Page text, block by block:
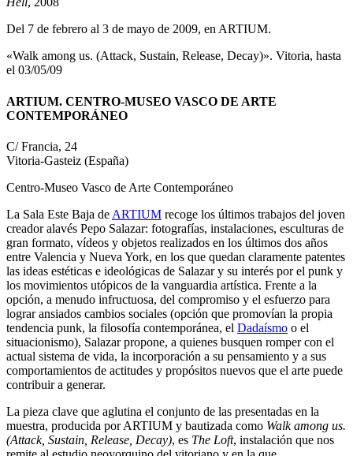
Del 7 de febrero al 3 de mayo de 2009, en ARTIUM.
«Walk among us. (Attack, Sustain, Release, Decay)». Vitoria, hasta
el 03/05/09
ARTIUM. CENTRO-MUSEO VASCO DE ARTE
CONTEMPORÁNEO
C/ Francia, 24
Vitoria-Gasteiz (España)
Centro-Museo Vasco de Arte Contemporáneo
La Sala Este Baja de ARTIUM recoge los últimos trabajos del joven
creador alavés Pepo Salazar: fotografías, instalaciones, esculturas de
gran formato, vídeos y objetos realizados en los últimos dos años
entre Valencia y Nueva York, en los que quedan claramente patentes
las ideas estéticas e ideológicas de Salazar y su interés por el punk y
los movimientos utópicos de la vanguardia artística. Frente a la
opción, a menudo infructuosa, del compromiso y el esfuerzo para
lograr ansiados cambios sociales (opción que promovían la propia
tendencia punk, la filosofía contemporánea, el Dadaísmo o el
situacionismo), Salazar propone, a quienes busquen romper con el
actual sistema de vida, la incorporación a su pensamiento y a sus
comportamientos de actitudes y propósitos nuevos que el arte puede
contribuir a generar.
La pieza clave que aglutina el conjunto de las presentadas en la
muestra, producida por ARTIUM y bautizada como Walk among us.
(Attack, Sustain, Release, Decay), es The Loft, instalación que nos